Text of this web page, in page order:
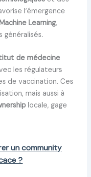
l’émergence
Machine Learning,
généralisés.
de médecine
les régulateurs
de vaccination. Ces
mais aussi à
locale, gage
un community
?